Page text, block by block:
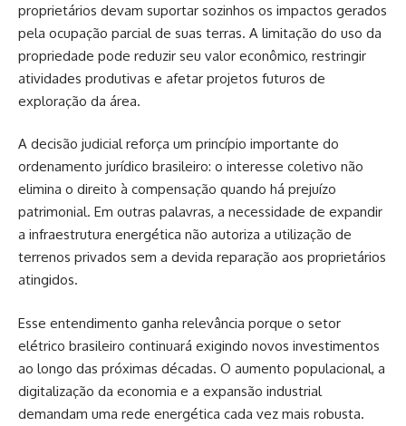
proprietários devam suportar sozinhos os impactos gerados
pela ocupação parcial de suas terras. A limitação do uso da
propriedade pode reduzir seu valor econômico, restringir
atividades produtivas e afetar projetos futuros de
exploração da área.
A decisão judicial reforça um princípio importante do
ordenamento jurídico brasileiro: o interesse coletivo não
elimina o direito à compensação quando há prejuízo
patrimonial. Em outras palavras, a necessidade de expandir
a infraestrutura energética não autoriza a utilização de
terrenos privados sem a devida reparação aos proprietários
atingidos.
Esse entendimento ganha relevância porque o setor
elétrico brasileiro continuará exigindo novos investimentos
ao longo das próximas décadas. O aumento populacional, a
digitalização da economia e a expansão industrial
demandam uma rede energética cada vez mais robusta.